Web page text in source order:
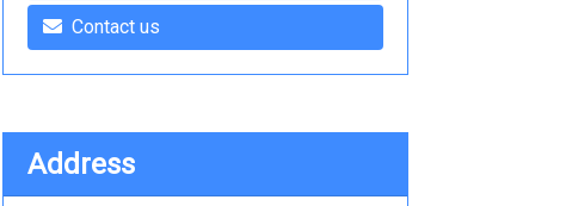
Contact us
Address